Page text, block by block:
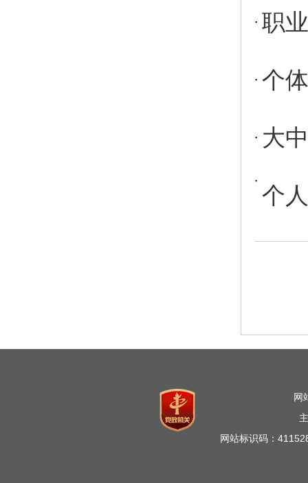
职
个
大
个
网
网站标识码：